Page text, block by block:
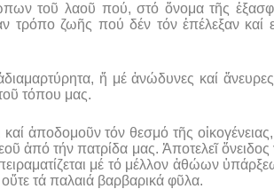
τοῦ λαοῦ πού, στό ὄνομα τῆς
ζωῆς πού δέν τόν ἐπέλεξαν καί
ἤ μέ ἀνώδυνες καί
τόπου μας.
ἀποδομοῦν τόν θεσμό τῆς
ἀπό τήν πατρίδα μας. Ἀποτελεῖ
μέ τό μέλλον ἀθώων
τά παλαιά βαρβαρικά φῦλα.